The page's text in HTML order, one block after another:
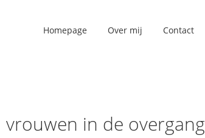
Homepage Over mij Contact
vrouwen in de overgang